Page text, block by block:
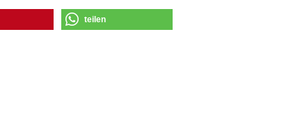
teilen